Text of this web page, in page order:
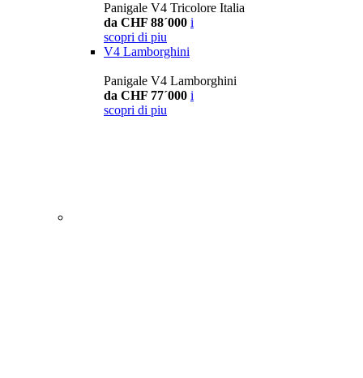
Panigale V4 Tricolore Italia
da CHF 88´000 i
scopri di piu
V4 Lamborghini
Panigale V4 Lamborghini
da CHF 77´000 i
scopri di piu